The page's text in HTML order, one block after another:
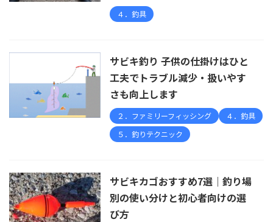
４．釣具
サビキ釣り 子供の仕掛けはひと
工夫でトラブル減少・扱いやす
さも向上します
２．ファミリーフィッシング
４．釣具
５．釣りテクニック
サビキカゴおすすめ7選｜釣り場
別の使い分けと初心者向けの選
び方